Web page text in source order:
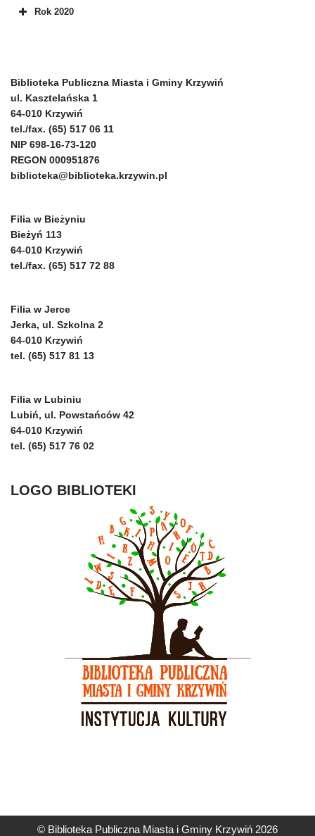
Rok 2020
Biblioteka Publiczna Miasta i Gminy Krzywiń
ul. Kasztelańska 1
64-010 Krzywiń
tel./fax. (65) 517 06 11
NIP 698-16-73-120
REGON 000951876
biblioteka@biblioteka.krzywin.pl
Filia w Bieżyniu
Bieżyń 113
64-010 Krzywiń
tel./fax. (65) 517 72 88
Filia w Jerce
Jerka, ul. Szkolna 2
64-010 Krzywiń
tel. (65) 517 81 13
Filia w Lubiniu
Lubiń, ul. Powstańców 42
64-010 Krzywiń
tel. (65) 517 76 02
LOGO BIBLIOTEKI
© Biblioteka Publiczna Miasta i Gminy Krzywiń 2026